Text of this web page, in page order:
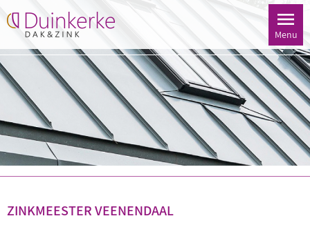
Menu
ZINKMEESTER VEENENDAAL